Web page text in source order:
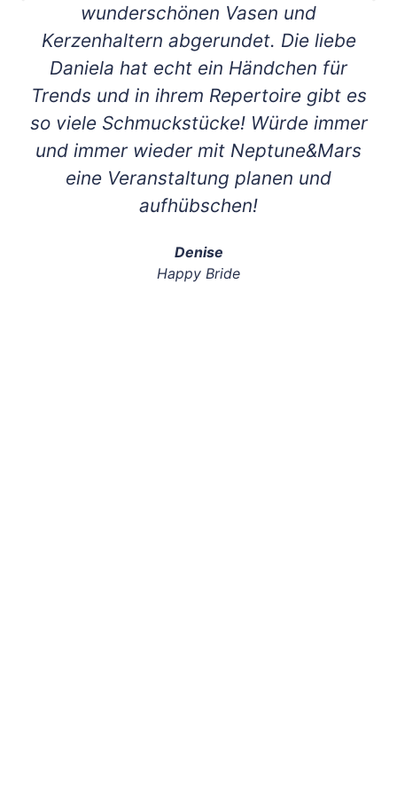
wunderschönen Vasen und
Kerzenhaltern abgerundet. Die liebe
Daniela hat echt ein Händchen für
Trends und in ihrem Repertoire gibt es
so viele Schmuckstücke! Würde immer
und immer wieder mit Neptune&Mars
eine Veranstaltung planen und
aufhübschen!
Denise
Happy Bride